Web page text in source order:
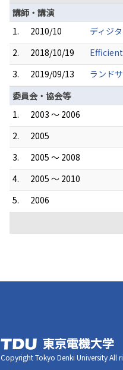
講師・講演
1.
2010/10
ディジ
2.
2018/10/19
3.
2019/09/13
ランド
委員会・協会等
1.
2003 ～ 2006
2.
2005
3.
2005 ～ 2008
4.
2005 ～ 2010
5.
2006
Copyright Tokyo Denki University All